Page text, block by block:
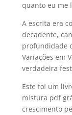
quanto eu me
A escrita era
decadente,
profundidade
Variações em
verdadeira
Este foi um
mistura pdf
crescimento